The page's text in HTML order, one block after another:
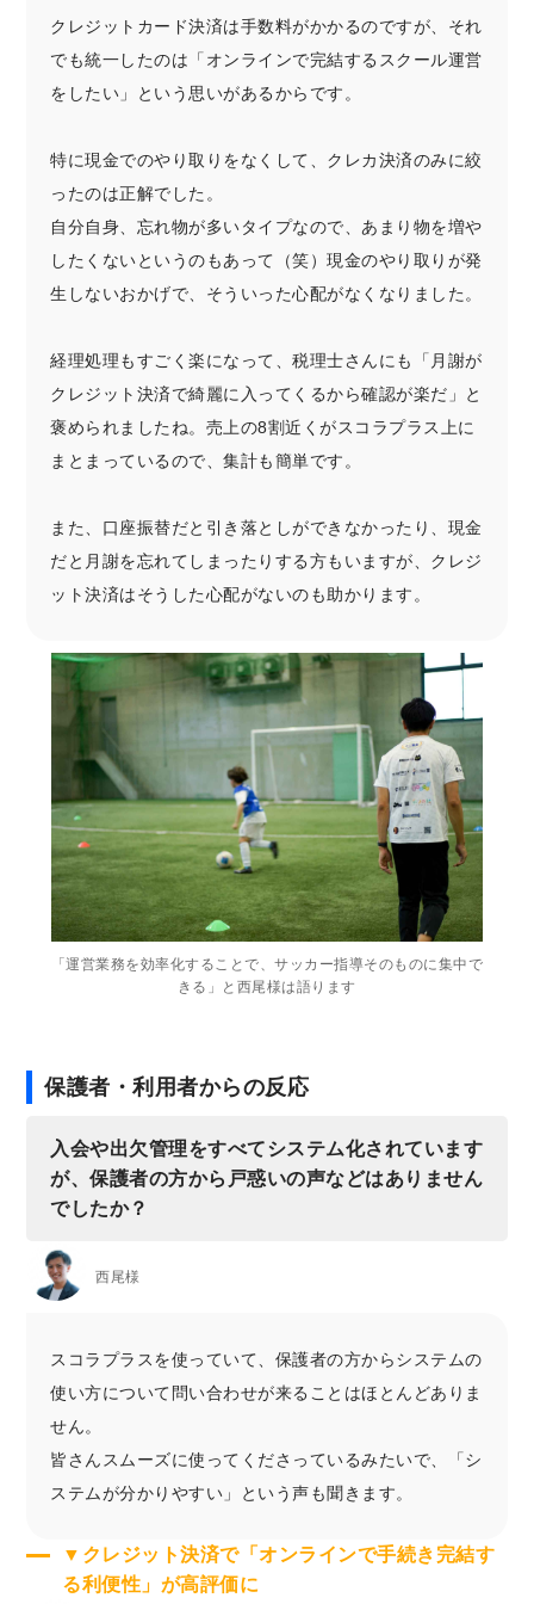
クレジットカード決済は手数料がかかるのですが、それ
でも統一したのは「オンラインで完結するスクール運営
をしたい」という思いがあるからです。
特に現金でのやり取りをなくして、クレカ決済のみに絞
ったのは正解でした。
自分自身、忘れ物が多いタイプなので、あまり物を増や
したくないというのもあって（笑）現金のやり取りが発
生しないおかげで、そういった心配がなくなりました。
経理処理もすごく楽になって、税理士さんにも「月謝が
クレジット決済で綺麗に入ってくるから確認が楽だ」と
褒められましたね。売上の8割近くがスコラプラス上に
まとまっているので、集計も簡単です。
また、口座振替だと引き落としができなかったり、現金
だと月謝を忘れてしまったりする方もいますが、クレジ
ット決済はそうした心配がないのも助かります。
「運営業務を効率化することで、サッカー指導そのものに集中で
きる」と西尾様は語ります
保護者・利用者からの反応
入会や出欠管理をすべてシステム化されています
が、保護者の方から戸惑いの声などはありません
でしたか？
西尾様
スコラプラスを使っていて、保護者の方からシステムの
使い方について問い合わせが来ることはほとんどありま
せん。
皆さんスムーズに使ってくださっているみたいで、「シ
ステムが分かりやすい」という声も聞きます。
▼クレジット決済で「オンラインで手続き完結す
る利便性」が高評価に